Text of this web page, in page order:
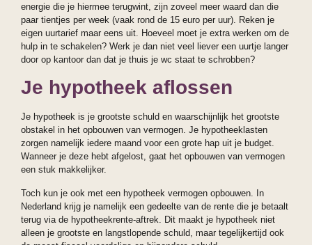
energie die je hiermee terugwint, zijn zoveel meer waard dan die
paar tientjes per week (vaak rond de 15 euro per uur). Reken je
eigen uurtarief maar eens uit. Hoeveel moet je extra werken om de
hulp in te schakelen? Werk je dan niet veel liever een uurtje langer
door op kantoor dan dat je thuis je wc staat te schrobben?
Je hypotheek aflossen
Je hypotheek is je grootste schuld en waarschijnlijk het grootste
obstakel in het opbouwen van vermogen. Je hypotheeklasten
zorgen namelijk iedere maand voor een grote hap uit je budget.
Wanneer je deze hebt afgelost, gaat het opbouwen van vermogen
een stuk makkelijker.
Toch kun je ook met een hypotheek vermogen opbouwen. In
Nederland krijg je namelijk een gedeelte van de rente die je betaalt
terug via de hypotheekrente-aftrek. Dit maakt je hypotheek niet
alleen je grootste en langstlopende schuld, maar tegelijkertijd ook